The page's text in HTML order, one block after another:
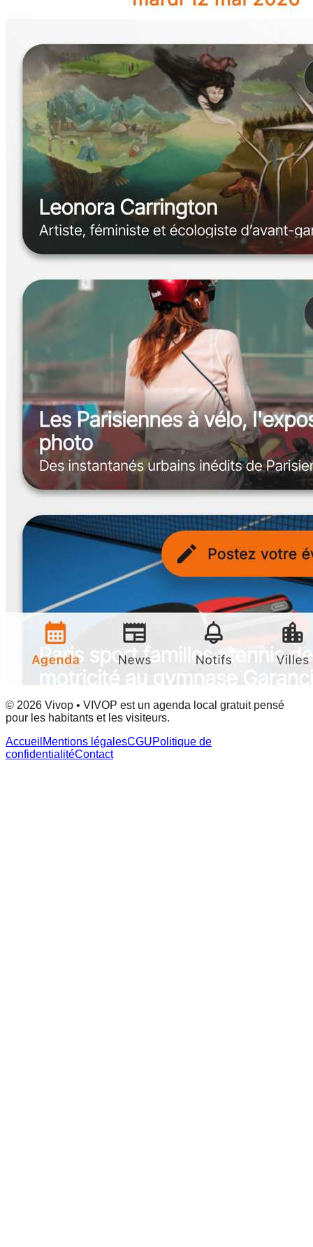
© 2026 Vivop • VIVOP est un agenda local gratuit pensé
pour les habitants et les visiteurs.
Accueil Mentions légalesCGUPolitique de
confidentialitéContact